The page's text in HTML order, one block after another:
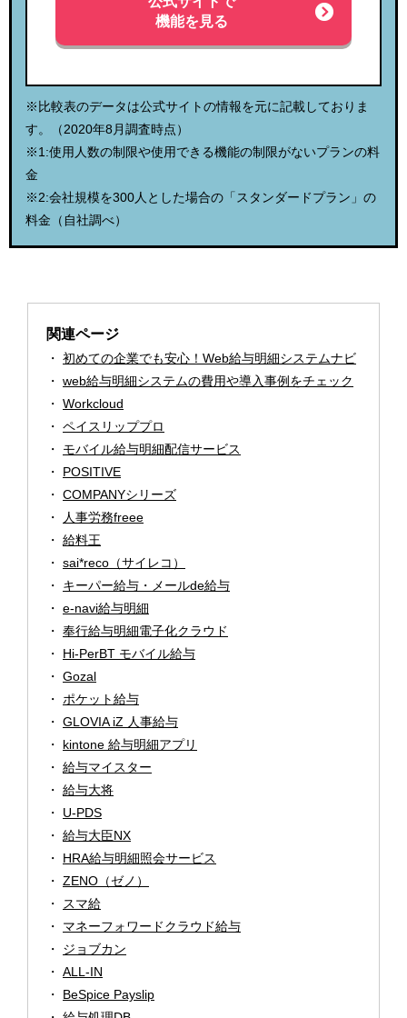
機能を見る
※比較表のデータは公式サイトの情報を元に記載しておりま
す。（2020年8月調査時点）
※1:使用人数の制限や使用できる機能の制限がないプランの料
金
※2:会社規模を300人とした場合の「スタンダードプラン」の
料金（自社調べ）
関連ページ
初めての企業でも安心！Web給与明細システムナビ
web給与明細システムの費用や導入事例をチェック
Workcloud
ペイスリッププロ
モバイル給与明細配信サービス
POSITIVE
COMPANYシリーズ
人事労務freee
給料王
sai*reco（サイレコ）
キーパー給与・メールde給与
e-navi給与明細
奉行給与明細電子化クラウド
Hi-PerBT モバイル給与
Gozal
ポケット給与
GLOVIA iZ 人事給与
kintone 給与明細アプリ
給与マイスター
給与大将
U-PDS
給与大臣NX
HRA給与明細照会サービス
ZENO（ゼノ）
スマ給
マネーフォワードクラウド給与
ジョブカン
ALL-IN
BeSpice Payslip